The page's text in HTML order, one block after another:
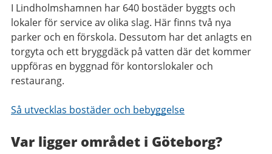
I Lindholmshamnen har 640 bostäder byggts och
lokaler för service av olika slag. Här finns två nya
parker och en förskola. Dessutom har det anlagts en
torgyta och ett bryggdäck på vatten där det kommer
uppföras en byggnad för kontorslokaler och
restaurang.
Så utvecklas bostäder och bebyggelse
Var ligger området i Göteborg?